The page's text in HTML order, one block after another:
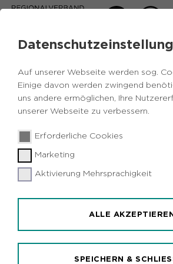
Auf unserer Webseite werden sog.
Einige davon werden zwingend
uns andere ermöglichen, Ihre
unserer Webseite zu verbessern.
Erforderliche Cookies
Marketing
Aktivierung Mehrsprachigkeit
ALLE
SPEICHERN &
AKTUELLES
Zurück
Xanten
Naturexkursionen auf der
kommenden Wochenende auf
RVR-NaturForums Bislicher
"Geschichte der Bislicher Insel"
Guide Caroline Weber am Freitag,
17.30 Uhr zur Exkursion durch